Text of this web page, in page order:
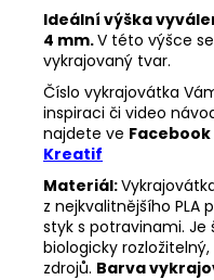
Ideální výška
4 mm.V této výšce
vykrajovaný tvar.
Číslo vykrajovátka
inspiraci či video
najdete ve
Kreatif
Materiál:
z nejkvalitnějšího
styk s potravinami.
biologicky
zdrojů. Barva